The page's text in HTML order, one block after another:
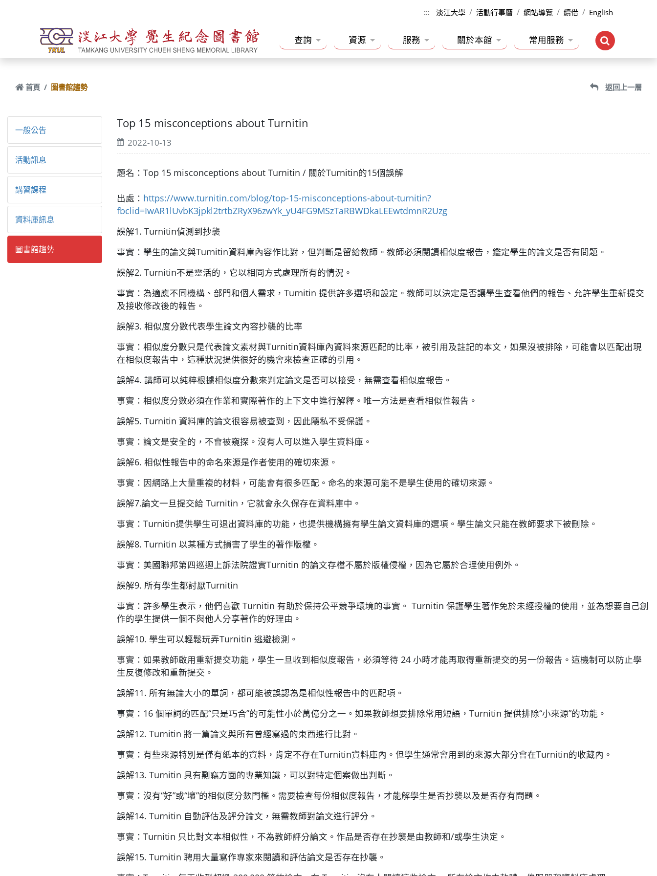
::: 淡江大學 活動行事曆 網站導覽 續借 English
查詢 資源 服務 關於本館 常用服務
首頁 圖書館趨勢 返回上一層
一般公告
活動訊息
講習課程
資料庫訊息
圖書館趨勢
Top 15 misconceptions about Turnitin
2022-10-13
題名：Top 15 misconceptions about Turnitin / 關於Turnitin的15個誤解
出處： https://www.turnitin.com/blog/top-15-misconceptions-about-turnitin?
fbclid=IwAR1lUvbK3jpkl2trtbZRyX96zwYk_yU4FG9MSzTaRBWDkaLEEwtdmnR2Uzg
誤解1. Turnitin偵測到抄襲
事實：學生的論文與Turnitin資料庫內容作比對，但判斷是留給教師。教師必須閱讀相似度報告，鑑定學生的論文是否有問題。
誤解2. Turnitin不是靈活的，它以相同方式處理所有的情況。
事實：為適應不同機構、部門和個人需求，Turnitin 提供許多選項和設定。教師可以決定是否讓學生查看他們的報告、允許學生重新提交
及接收修改後的報告。
誤解3. 相似度分數代表學生論文內容抄襲的比率
事實：相似度分數只是代表論文素材與Turnitin資料庫內資料來源匹配的比率，被引用及註記的本文，如果沒被排除，可能會以匹配出現
在相似度報告中，這種狀況提供很好的機會來檢查正確的引用。
誤解4. 講師可以純粹根據相似度分數來判定論文是否可以接受，無需查看相似度報告。
事實：相似度分數必須在作業和實際著作的上下文中進行解釋。唯一方法是查看相似性報告。
誤解5. Turnitin 資料庫的論文很容易被查到，因此隱私不受保護。
事實：論文是安全的，不會被窺探。沒有人可以進入學生資料庫。
誤解6. 相似性報告中的命名來源是作者使用的確切來源。
事實：因網路上大量重複的材料，可能會有很多匹配。命名的來源可能不是學生使用的確切來源。
誤解7.論文一旦提交給 Turnitin，它就會永久保存在資料庫中。
事實：Turnitin提供學生可退出資料庫的功能，也提供機構擁有學生論文資料庫的選項。學生論文只能在教師要求下被刪除。
誤解8. Turnitin 以某種方式損害了學生的著作版權。
事實：美國聯邦第四巡迴上訴法院證實Turnitin 的論文存檔不屬於版權侵權，因為它屬於合理使用例外。
誤解9. 所有學生都討厭Turnitin
事實：許多學生表示，他們喜歡 Turnitin 有助於保持公平競爭環境的事實。 Turnitin 保護學生著作免於未經授權的使用，並為想要自己創
作的學生提供一個不與他人分享著作的好理由。
誤解10. 學生可以輕鬆玩弄Turnitin 逃避檢測。
事實：如果教師啟用重新提交功能，學生一旦收到相似度報告，必須等待 24 小時才能再取得重新提交的另一份報告。這機制可以防止學
生反復修改和重新提交。
誤解11. 所有無論大小的單詞，都可能被誤認為是相似性報告中的匹配項。
事實：16 個單詞的匹配“只是巧合”的可能性小於萬億分之一。如果教師想要排除常用短語，Turnitin 提供排除“小來源”的功能。
誤解12. Turnitin 將一篇論文與所有曾經寫過的東西進行比對。
事實：有些來源特別是僅有紙本的資料，肯定不存在Turnitin資料庫內。但學生通常會用到的來源大部分會在Turnitin的收藏內。
誤解13. Turnitin 具有剽竊方面的專業知識，可以對特定個案做出判斷。
事實：沒有“好”或“壞”的相似度分數門檻。需要檢查每份相似度報告，才能解學生是否抄襲以及是否存有問題。
誤解14. Turnitin 自動評估及評分論文，無需教師對論文進行評分。
事實：Turnitin 只比對文本相似性，不為教師評分論文。作品是否存在抄襲是由教師和/或學生決定。
誤解15. Turnitin 聘用大量寫作專家來閱讀和評估論文是否存在抄襲。